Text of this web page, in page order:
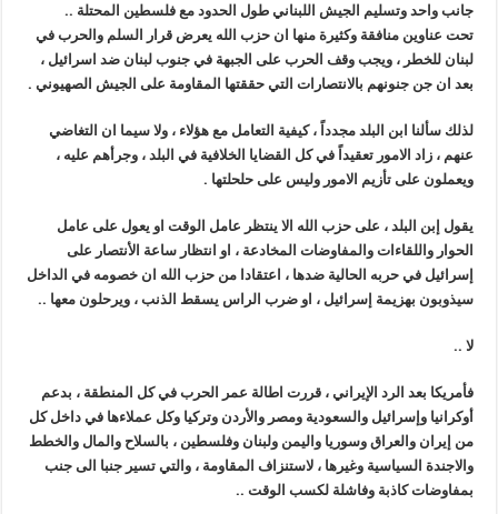
جانب واحد وتسليم الجيش اللبناني طول الحدود مع فلسطين المحتلة ..
تحت عناوين منافقة وكثيرة منها ان حزب الله يعرض قرار السلم والحرب في
لبنان للخطر ، ويجب وقف الحرب على الجبهة في جنوب لبنان ضد اسرائيل ،
بعد ان جن جنونهم بالانتصارات التي حققتها المقاومة على الجيش الصهيوني .
لذلك سألنا ابن البلد مجدداً ، كيفية التعامل مع هؤلاء ، ولا سيما ان التغاضي
عنهم ، زاد الامور تعقيداً في كل القضايا الخلافية في البلد ، وجرأهم عليه ،
ويعملون على تأزيم الامور وليس على حلحلتها .
يقول إبن البلد ، على حزب الله الا ينتظر عامل الوقت او يعول على عامل
الحوار واللقاءات والمفاوضات المخادعة ، او انتظار ساعة الأنتصار على
إسرائيل في حربه الحالية ضدها ، اعتقادا من حزب الله ان خصومه في الداخل
سيذوبون بهزيمة إسرائيل ، او ضرب الراس يسقط الذنب ، ويرحلون معها ..
لا ..
فأمريكا بعد الرد الإيراني ، قررت اطالة عمر الحرب في كل المنطقة ، بدعم
أوكرانيا وإسرائيل والسعودية ومصر والأردن وتركيا وكل عملاءها في داخل كل
من إيران والعراق وسوريا واليمن ولبنان وفلسطين ، بالسلاح والمال والخطط
والاجندة السياسية وغيرها ، لاستنزاف المقاومة ، والتي تسير جنبا الى جنب
بمفاوضات كاذبة وفاشلة لكسب الوقت ..